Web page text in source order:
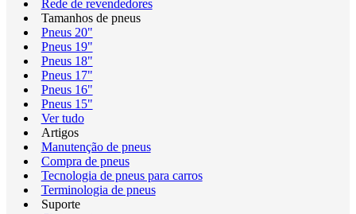
Rede de revendedores
Tamanhos de pneus
Pneus 20"
Pneus 19"
Pneus 18"
Pneus 17"
Pneus 16"
Pneus 15"
Ver tudo
Artigos
Manutenção de pneus
Compra de pneus
Tecnologia de pneus para carros
Terminologia de pneus
Suporte